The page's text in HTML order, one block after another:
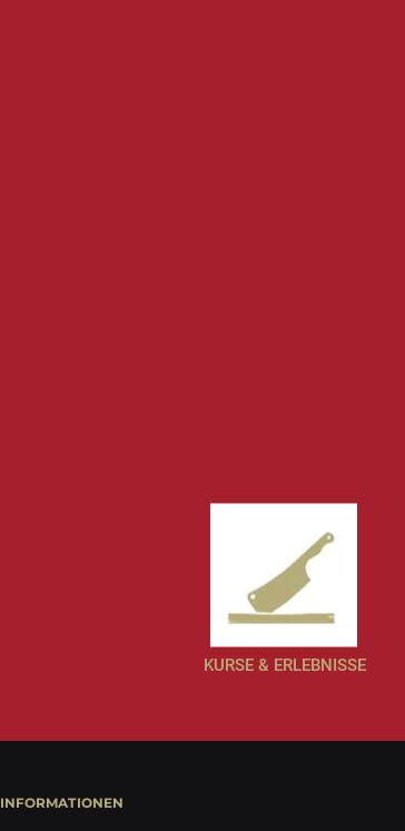
KURSE & ERLEBNISSE
INFORMATIONEN